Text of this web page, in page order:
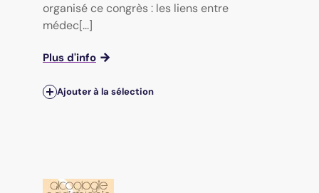
organisé ce congrès : les liens entre
médec[...]
Plus d'info
Ajouter à la sélection